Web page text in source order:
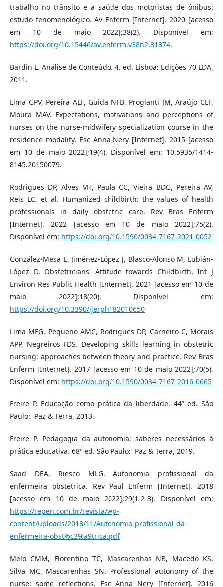
trabalho no trânsito e a saúde dos motoristas de ônibus:
estudo fenomenológico. Av Enferm [Internet]. 2020 [acesso
em 10 de maio 2022];38(2). Disponível em:
https://doi.org/10.15446/av.enferm.v38n2.81874.
Bardin L. Análise de Conteúdo. 4. ed. Lisboa: Edições 70 LDA,
2011.
Lima GPV, Pereira ALF, Guida NFB, Progianti JM, Araújo CLF,
Moura MAV. Expectations, motivations and perceptions of
nurses on the nurse-midwifery specialization course in the
residence modality. Esc Anna Nery [Internet]. 2015 [acesso
em 10 de maio 2022];19(4). Disponível em: 10.5935/1414-
8145.20150079.
Rodrigues DP, Alves VH, Paula CC, Vieira BDG, Pereira AV,
Reis LC, et al. Humanized childbirth: the values of health
professionals in daily obstetric care. Rev Bras Enferm
[Internet]. 2022 [acesso em 10 de maio 2022];75(2).
Disponível em: https://doi.org/10.1590/0034-7167-2021-0052
González-Mesa E, Jiménez-López J, Blasco-Alonso M, Lubián-
López D. Obstetricians' Attitude towards Childbirth. Int J
Environ Res Public Health [Internet]. 2021 [acesso em 10 de
maio 2022];18(20). Disponível em:
https://doi.org/10.3390/ijerph182010650
Lima MFG, Pequeno AMC, Rodrigues DP, Carneiro C, Morais
APP, Negreiros FDS. Developing skills learning in obstetric
nursing: approaches between theory and practice. Rev Bras
Enferm [Internet]. 2017 [acesso em 10 de maio 2022];70(5).
Disponível em: https://doi.org/10.1590/0034-7167-2016-0665
Freire P. Educação como prática da liberdade. 44ª ed. São
Paulo: ‎ Paz & Terra, 2013.
Freire P. Pedagogia da autonomia: saberes necessários à
prática educativa. 68º ed. São Paulo: ‎ Paz & Terra, 2019.
Saad DEA, Riesco MLG. Autonomia profissional da
enfermeira obstétrica. Rev Paul Enferm [Internet]. 2018
[acesso em 10 de maio 2022];29(1-2-3). Disponível em:
https://repen.com.br/revista/wp-
content/uploads/2018/11/Autonomia-profissional-da-
enfermeira-obst%c3%a9trica.pdf
Melo CMM, Florentino TC, Mascarenhas NB, Macedo KS,
Silva MC, Mascarenhas SN. Professional autonomy of the
nurse: some reflections. Esc Anna Nery [Internet]. 2016